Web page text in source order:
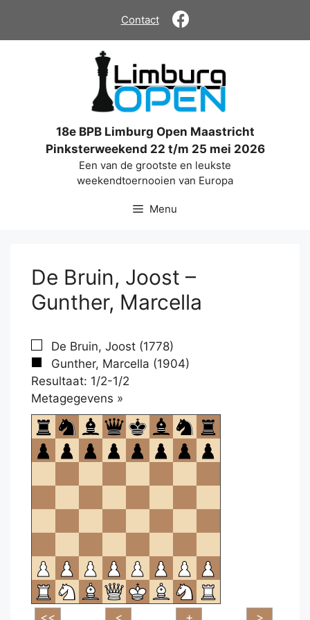
de
Contact
18e BPB Limburg Open Maastricht
Pinksterweekend 22 t/m 25 mei 2026
Een van de grootste en leukste
weekendtoernooien van Europa
Menu
De Bruin, Joost –
Gunther, Marcella
De Bruin, Joost (1778)
Gunther, Marcella (1904)
Resultaat: 1/2-1/2
Metagegevens »
om
te
openen.